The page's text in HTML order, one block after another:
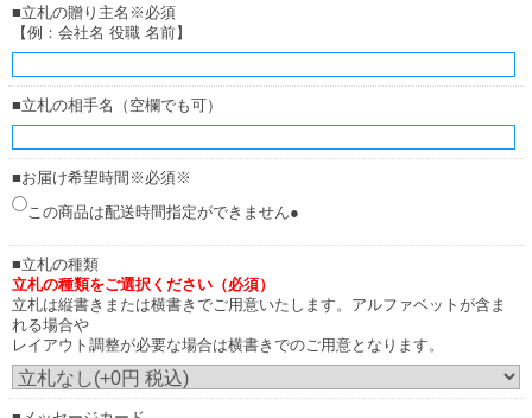
■立札の贈り主名※必須
【例：会社名 役職 名前】
■立札の相手名（空欄でも可）
■お届け希望時間※必須※
この商品は配送時間指定ができません●
■立札の種類
立札の種類をご選択ください（必須）
立札は縦書きまたは横書きでご用意いたします。アルファベットが含ま
れる場合や
レイアウト調整が必要な場合は横書きでのご用意となります。